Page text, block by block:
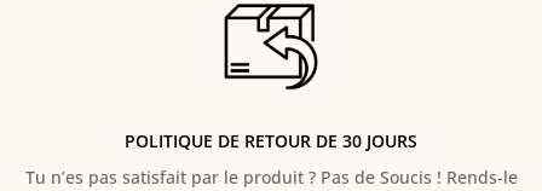
POLITIQUE DE RETOUR DE 30 JOURS
Tu n’es pas satisfait par le produit ? Pas de Soucis ! Rends-le